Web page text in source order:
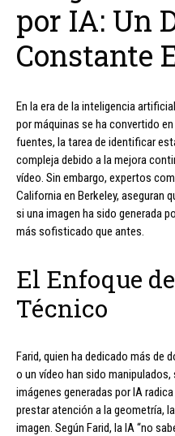
por IA: Un
Constante
En la era de la inteligencia
por máquinas se ha convertido
fuentes, la tarea de identificar
compleja debido a la mejora
vídeo. Sin embargo, expertos
California en Berkeley, aseguran
si una imagen ha sido generada
más sofisticado que antes.
El Enfoque
Técnico
Farid, quien ha dedicado más de
o un vídeo han sido
imágenes generadas por IA
prestar atención a la geometría,
imagen. Según Farid, la IA “no